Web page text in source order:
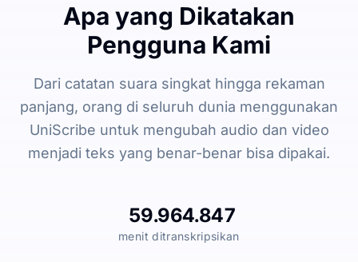
Apa yang Dikatakan
Pengguna Kami
Dari catatan suara singkat hingga rekaman
panjang, orang di seluruh dunia menggunakan
UniScribe untuk mengubah audio dan video
menjadi teks yang benar-benar bisa dipakai.
59.964.847
menit ditranskripsikan